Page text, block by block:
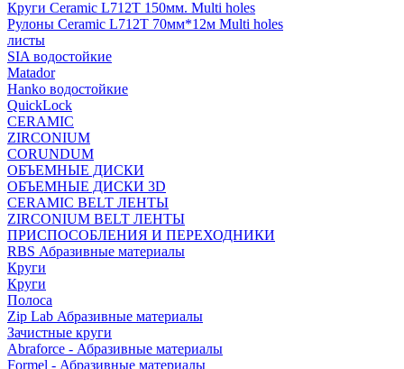
Круги Ceramic L712T 150мм. Multi holes
Рулоны Ceramic L712T 70мм*12м Multi holes
листы
SIA водостойкие
Matador
Hanko водостойкие
QuickLock
CERAMIC
ZIRCONIUM
СORUNDUM
ОБЪЕМНЫЕ ДИСКИ
ОБЪЕМНЫЕ ДИСКИ 3D
CERAMIC BELT ЛЕНТЫ
ZIRCONIUM BELT ЛЕНТЫ
ПРИСПОСОБЛЕНИЯ И ПЕРЕХОДНИКИ
RBS Абразивные материалы
Круги
Круги
Полоса
Zip Lab Абразивные материалы
Зачистные круги
Abraforce - Абразивные материалы
Formel - Абразивные материалы